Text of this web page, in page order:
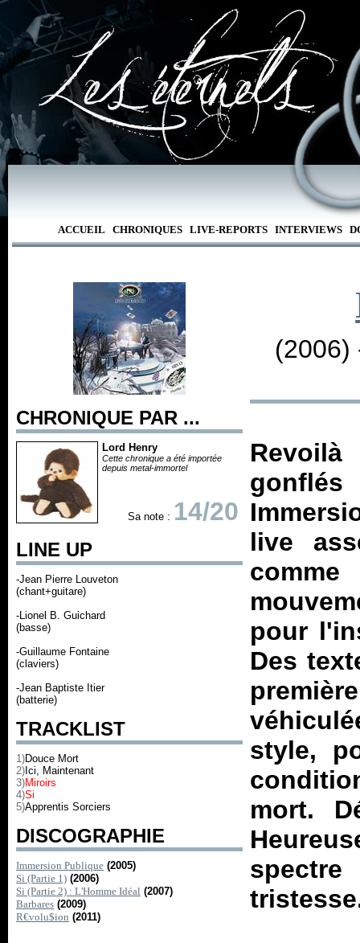
ACCUEIL CHRONIQUES LIVE-REPORTS INTERVIEWS
CHRONIQUE PAR ...
Lord Henry
Cette chronique a été importée
depuis metal-immortel
Sa note : 14/20
LINE UP
-Jean Pierre Louveton
(chant+guitare)
-Lionel B. Guichard
(basse)
-Guillaume Fontaine
(claviers)
-Jean Baptiste Itier
(batterie)
TRACKLIST
1)Douce Mort
2) Ici, Maintenant
3)Miroirs
4)Si
5)Apprentis Sorciers
DISCOGRAPHIE
Immersion Publique (2005)
Si (Partie 1) (2006)
Si (Partie 2) : L'Homme Idéal (2007)
Barbares (2009)
R€volu$ion (2011)
live
pour
Des
style,
mort.